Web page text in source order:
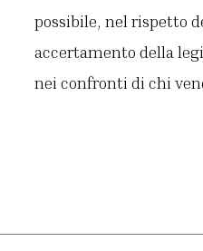
possibile, nel rispetto
accertamento della
nei confronti di chi